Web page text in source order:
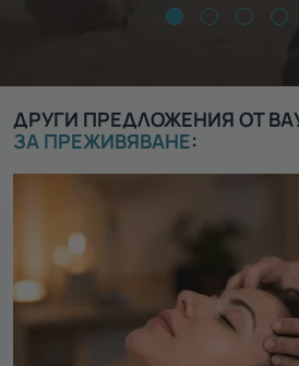
ДРУГИ ПРЕДЛОЖЕНИЯ ОТ
ЗА ПРЕЖИВЯВАНЕ: